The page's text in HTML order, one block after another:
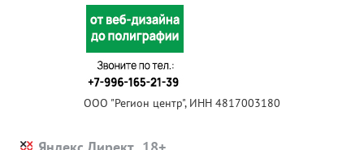
ООО "Регион центр", ИНН 4817003180